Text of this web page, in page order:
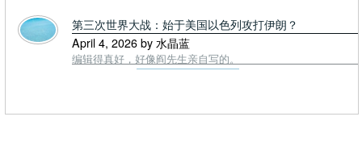
第三次世界大战：始于美国以色列攻打伊朗？
April 4, 2026 by 水晶蓝
编辑得真好，好像阎先生亲自写的。